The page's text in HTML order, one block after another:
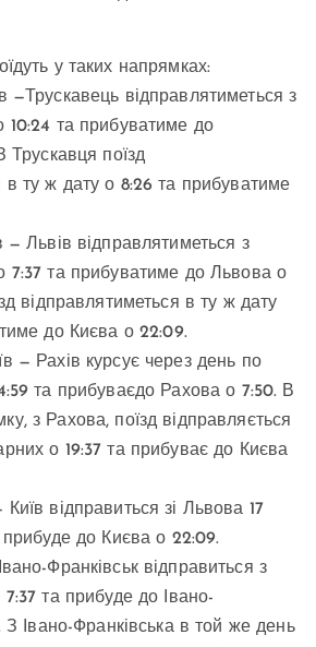
у таких напрямках:
—Трускавець відправлятиметься з
10:24 та прибуватиме до
Трускавця поїзд
в ту ж дату о 8:26 та прибуватиме
— Львів відправлятиметься з
7:37 та прибуватиме до Львова о
відправлятиметься в ту ж дату
до Києва о 22:09.
— Рахів курсує через день по
та прибуваєдо Рахова о 7:50. В
з Рахова, поїзд відправляється
о 19:37 та прибуває до Києва
відправиться зі Львова 17
прибуде до Києва о 22:09.
Франківськ відправиться з
та прибуде до Івано-
З Івано-Франківська в той же день